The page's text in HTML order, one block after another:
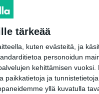
tärkeää
kuten evästeitä, ja
personoidun
kehittämisen vuoksi.
paikkatietoja ja
yllä kuvatulla